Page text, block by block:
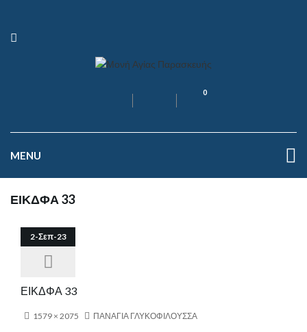
0
MENU
ΕΙΚΔΦΑ 33
2-Σεπ-23
ΕΙΚΔΦΑ 33
1579 × 2075 ΠΑΝΑΓΙΑ ΓΛΥΚΟΦΙΛΟΥΣΣΑ